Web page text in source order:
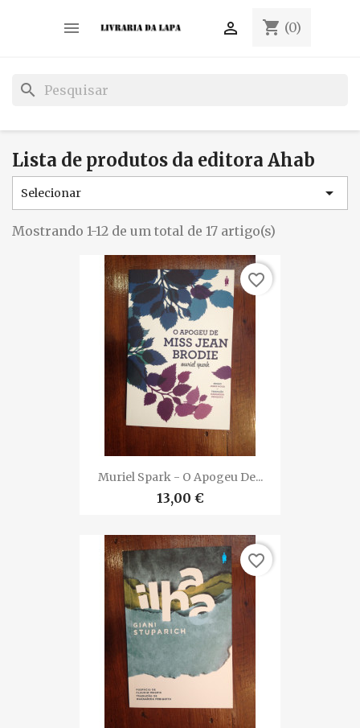
 shopping_cart (0)

search
Lista de produtos da editora Ahab
Selecionar 
Mostrando 1-12 de um total de 17 artigo(s)
Muriel Spark - O Apogeu De...
13,00 €
favorite_border
favorite_border